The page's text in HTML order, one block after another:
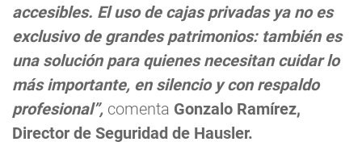
accesibles. El uso de cajas privadas ya no es
exclusivo de grandes patrimonios: también es
una solución para quienes necesitan cuidar lo
más importante, en silencio y con respaldo
profesional”, comenta Gonzalo Ramírez,
Director de Seguridad de Hausler.